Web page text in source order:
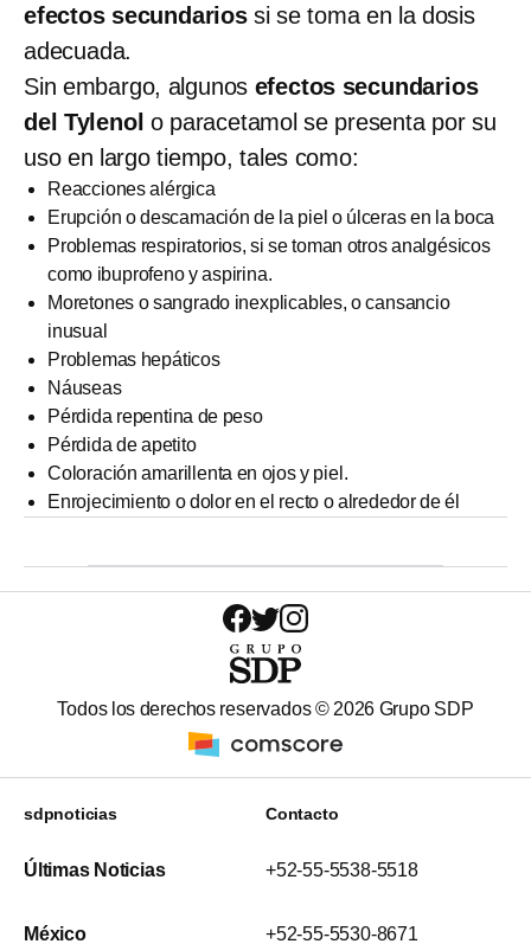
efectos secundariossi se toma en la dosis
adecuada.
Sin embargo, algunos efectos secundarios
del Tylenol o paracetamol se presenta por su
uso en largo tiempo, tales como:
Reacciones alérgica
Erupción o descamación de la piel o úlceras en la boca
Problemas respiratorios, si se toman otros analgésicos
como ibuprofeno y aspirina.
Moretones o sangrado inexplicables, o cansancio
inusual
Problemas hepáticos
Náuseas
Pérdida repentina de peso
Pérdida de apetito
Coloración amarillenta en ojos y piel.
Enrojecimiento o dolor en el recto o alrededor de él
Todos los derechos reservados © 2026 Grupo SDP
sdpnoticias
Últimas Noticias
México
Contacto
+52-55-5538-5518
+52-55-5530-8671